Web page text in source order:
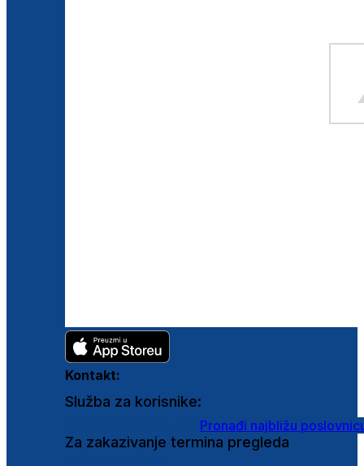
Kontakt:
Služba za korisnike:
Pronađi najbližu
Za zakazivanje termina pregleda